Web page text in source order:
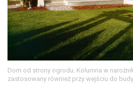
Dom od strony ogrodu. Kolumna w
zastosowany również przy wejściu do